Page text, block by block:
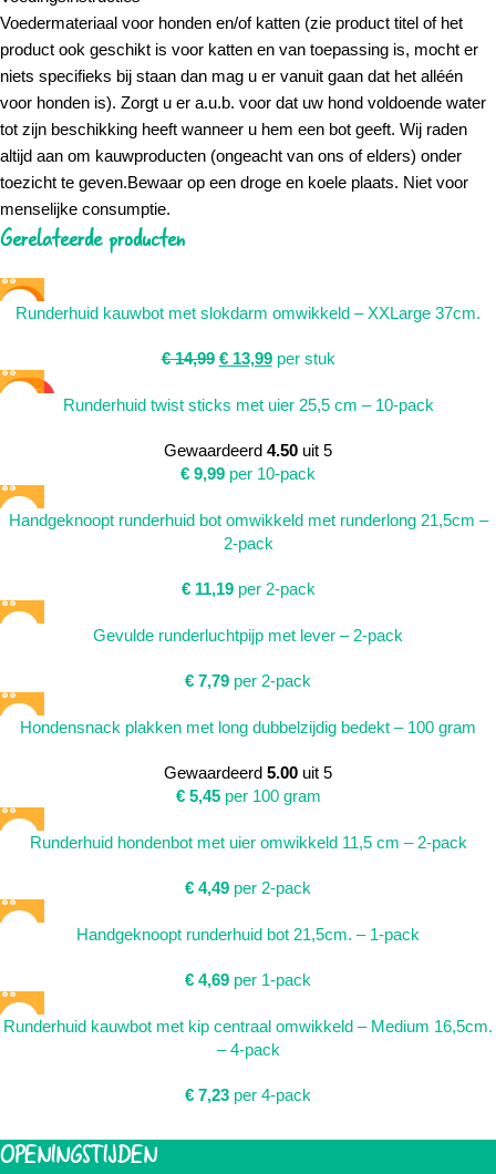
Voedermateriaal voor honden en/of katten (zie product titel of het
product ook geschikt is voor katten en van toepassing is, mocht er
niets specifieks bij staan dan mag u er vanuit gaan dat het alléén
voor honden is). Zorgt u er a.u.b. voor dat uw hond voldoende water
tot zijn beschikking heeft wanneer u hem een bot geeft. Wij raden
altijd aan om kauwproducten (ongeacht van ons of elders) onder
toezicht te geven.Bewaar op een droge en koele plaats. Niet voor
menselijke consumptie.
Gerelateerde producten
SALE
Runderhuid kauwbot met slokdarm omwikkeld – XXLarge 37cm.
€14,99 €13,99 per stuk
SOLD
Runderhuid twist sticks met uier 25,5 cm – 10-pack
Gewaardeerd 4.50 uit 5
€ 9,99 per 10-pack
Handgeknoopt runderhuid bot omwikkeld met runderlong 21,5cm –
2-pack
€11,19 per 2-pack
Gevulde runderluchtpijp met lever – 2-pack
€ 7,79 per 2-pack
Hondensnack plakken met long dubbelzijdig bedekt – 100 gram
Gewaardeerd 5.00 uit 5
€5,45 per 100 gram
Runderhuid hondenbot met uier omwikkeld 11,5 cm – 2-pack
€ 4,49 per 2-pack
Handgeknoopt runderhuid bot 21,5cm. – 1-pack
€ 4,69 per 1-pack
Runderhuid kauwbot met kip centraal omwikkeld – Medium 16,5cm.
– 4-pack
€ 7,23 per 4-pack
OPENINGSTIJDEN